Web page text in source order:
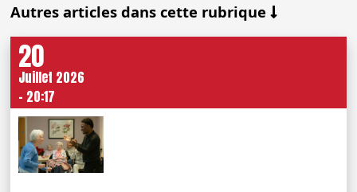
Autres articles dans cette rubrique
20
Juillet 2026
- 20:17